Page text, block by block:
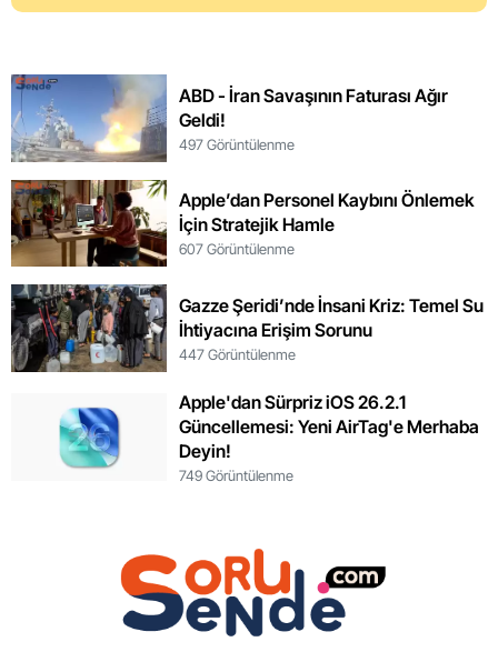
ABD - İran Savaşının Faturası Ağır
Geldi!
497 Görüntülenme
Apple’dan Personel Kaybını Önlemek
İçin Stratejik Hamle
607 Görüntülenme
Gazze Şeridi’nde İnsani Kriz: Temel Su
İhtiyacına Erişim Sorunu
447 Görüntülenme
Apple'dan Sürpriz iOS 26.2.1
Güncellemesi: Yeni AirTag'e Merhaba
Deyin!
749 Görüntülenme